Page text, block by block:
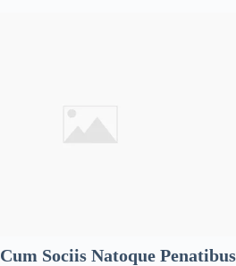
Cum Sociis Natoque Penatibus